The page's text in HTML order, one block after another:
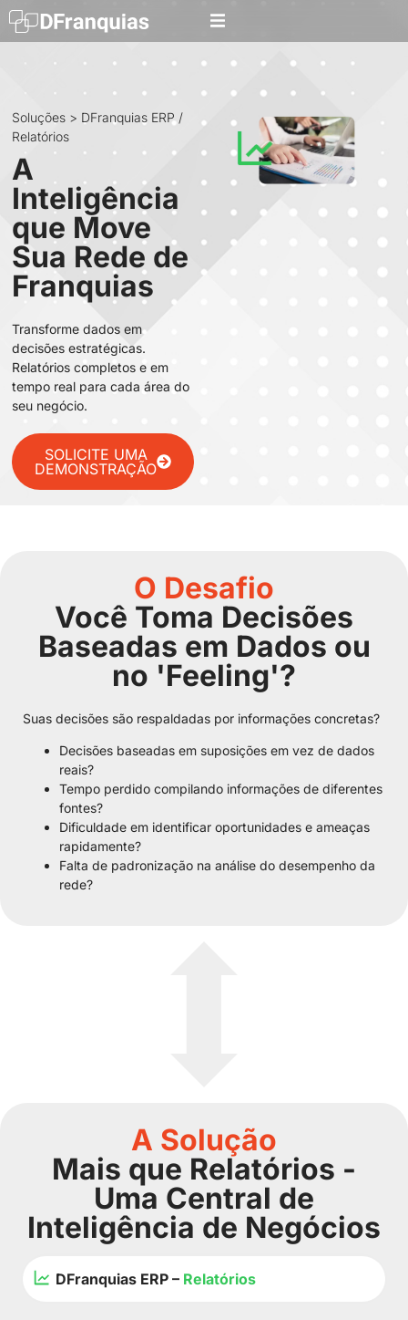
Soluções > DFranquias ERP /
Relatórios
A
Inteligência
que Move
Sua Rede de
Franquias
Transforme dados em
decisões estratégicas.
Relatórios completos e em
tempo real para cada área do
seu negócio.
SOLICITE UMA
DEMONSTRAÇÃO
O Desafio
Você Toma Decisões
Baseadas em Dados ou
no 'Feeling'?
Suas decisões são respaldadas por informações concretas?
Decisões baseadas em suposições em vez de dados
reais?
Tempo perdido compilando informações de diferentes
fontes?
Dificuldade em identificar oportunidades e ameaças
rapidamente?
Falta de padronização na análise do desempenho da
rede?
A Solução
Mais que Relatórios -
Uma Central de
Inteligência de Negócios
DFranquias ERP – Relatórios